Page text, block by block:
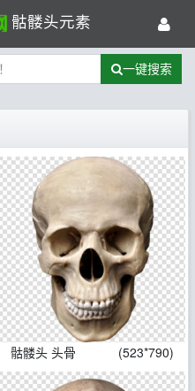
骷髅头元素
一键搜索
骷髅头 头骨 (523*790)